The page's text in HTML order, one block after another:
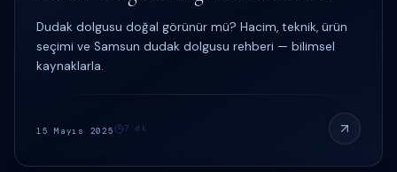
Dudak dolgusu doğal görünür mü? Hacim, teknik, ürün
seçimi ve Samsun dudak dolgusu rehberi — bilimsel
kaynaklarla.
15 Mayıs 2025 7 dk